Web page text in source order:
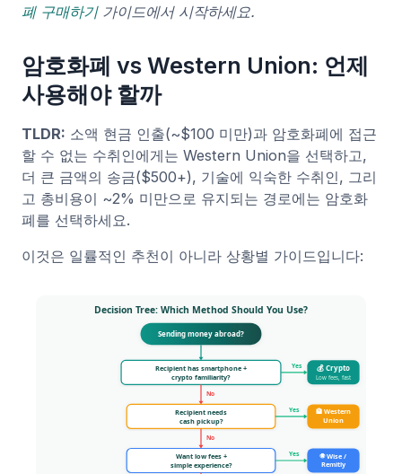
폐 구매하기가이드에서 시작하세요.
암호화폐 vs Western Union: 언제
사용해야 할까
TLDR: 소액 현금 인출(~$100 미만)과 암호화폐에 접근
할 수 없는 수취인에게는 Western Union을 선택하고,
더 큰 금액의 송금($500+), 기술에 익숙한 수취인, 그리
고 총비용이 ~2% 미만으로 유지되는 경로에는 암호화
폐를 선택하세요.
이것은 일률적인 추천이 아니라 상황별 가이드입니다: